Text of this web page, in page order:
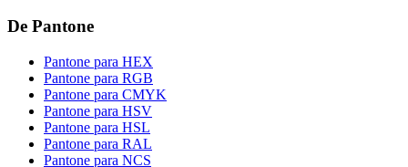
De Pantone
Pantone para HEX
Pantone para RGB
Pantone para CMYK
Pantone para HSV
Pantone para HSL
Pantone para RAL
Pantone para NCS